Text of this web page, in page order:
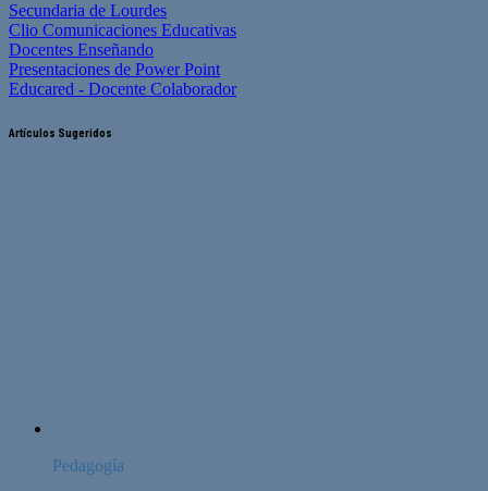
Secundaria de Lourdes
Clio Comunicaciones Educativas
Docentes Enseñando
Presentaciones de Power Point
Educared - Docente Colaborador
Artículos Sugeridos
Pedagogía